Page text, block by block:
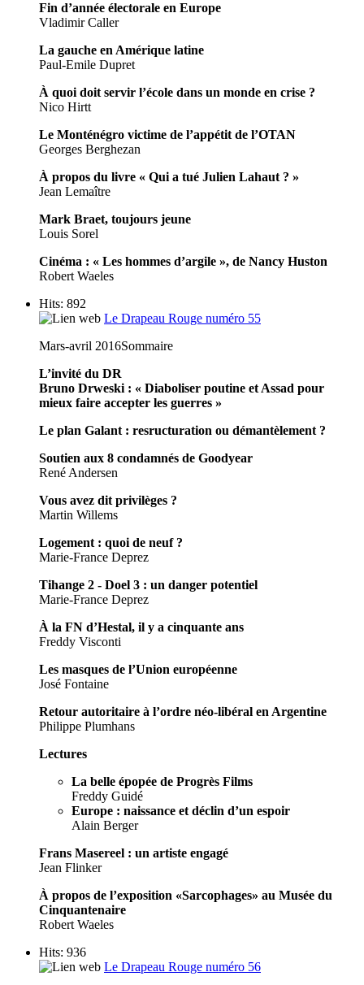
Fin d’année électorale en Europe
Vladimir Caller
La gauche en Amérique latine
Paul-Emile Dupret
À quoi doit servir l’école dans un monde en crise ?
Nico Hirtt
Le Monténégro victime de l’appétit de l’OTAN
Georges Berghezan
À propos du livre « Qui a tué Julien Lahaut ? »
Jean Lemaître
Mark Braet, toujours jeune
Louis Sorel
Cinéma : « Les hommes d’argile », de Nancy Huston
Robert Waeles
Hits: 892
Le Drapeau Rouge numéro 55
Mars-avril 2016Sommaire
L’invité du DR
Bruno Drweski : « Diaboliser poutine et Assad pour
mieux faire accepter les guerres »
Le plan Galant : resructuration ou démantèlement ?
Soutien aux 8 condamnés de Goodyear
René Andersen
Vous avez dit privilèges ?
Martin Willems
Logement : quoi de neuf ?
Marie-France Deprez
Tihange 2 - Doel 3 : un danger potentiel
Marie-France Deprez
À la FN d’Hestal, il y a cinquante ans
Freddy Visconti
Les masques de l’Union européenne
José Fontaine
Retour autoritaire à l’ordre néo-libéral en Argentine
Philippe Plumhans
Lectures
La belle épopée de Progrès Films
Freddy Guidé
Europe : naissance et déclin d’un espoir
Alain Berger
Frans Masereel : un artiste engagé
Jean Flinker
À propos de l’exposition «Sarcophages» au Musée du
Cinquantenaire
Robert Waeles
Hits: 936
Le Drapeau Rouge numéro 56